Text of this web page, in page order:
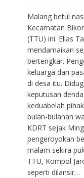
Malang betul
Kecamatan
(TTU) ini. Elias
mendamaikan
bertengkar.
keluarga dari
di desa itu.
keputusan
keduabelah
bulan-bulanan
KDRT sejak
pengeroyokan
malam sekira
TTU, Kompol
seperti dilansir…